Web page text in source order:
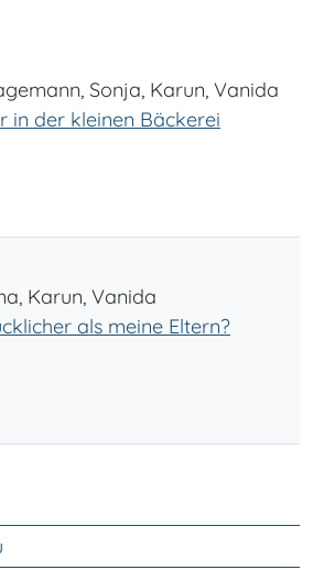
Sonja, Karun, Vanida
in der kleinen Bäckerei
Karun, Vanida
als meine Eltern?
Seite